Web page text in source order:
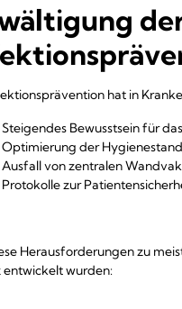
hat in
Steigendes Bewusstsein für
Optimierung der
Ausfall von zentralen
Protokolle zur
Herausforderungen zu
entwickelt wurden: